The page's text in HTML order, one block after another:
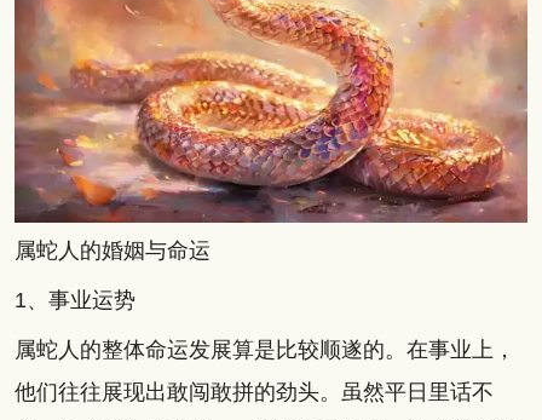
属蛇人的婚姻与命运
1、事业运势
属蛇人的整体命运发展算是比较顺遂的。在事业上，
他们往往展现出敢闯敢拼的劲头。虽然平日里话不